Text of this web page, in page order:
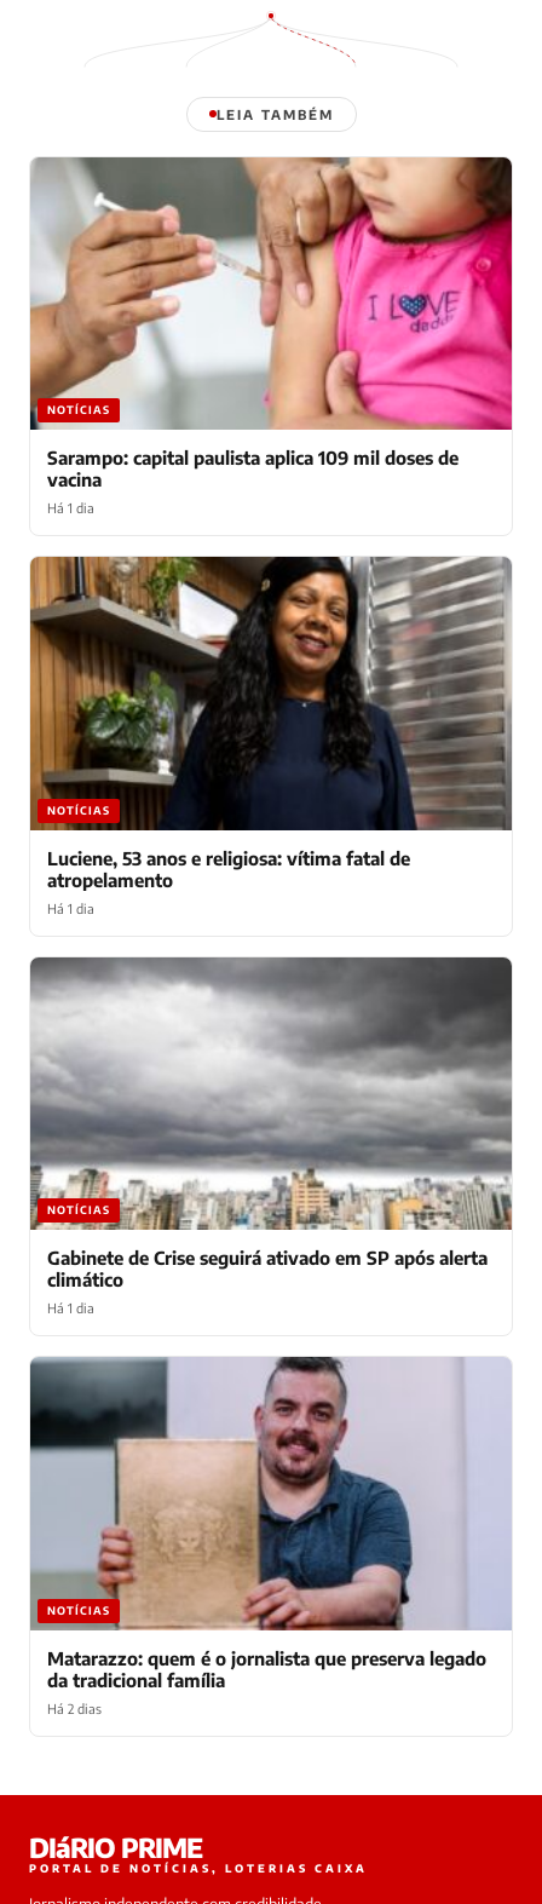
LEIA TAMBÉM
NOTÍCIAS
Sarampo: capital paulista aplica 109 mil doses de
vacina
Há 1 dia
NOTÍCIAS
Luciene, 53 anos e religiosa: vítima fatal de
atropelamento
Há 1 dia
NOTÍCIAS
Gabinete de Crise seguirá ativado em SP após alerta
climático
Há 1 dia
NOTÍCIAS
Matarazzo: quem é o jornalista que preserva legado
da tradicional família
Há 2 dias
online
DIáRIO PRIME
PORTAL DE NOTÍCIAS, LOTERIAS CAIXA